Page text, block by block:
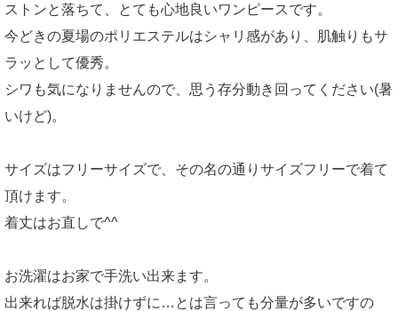
ストンと落ちて、とても心地良いワンピースです。
今どきの夏場のポリエステルはシャリ感があり、肌触りもサ
ラッとして優秀。
シワも気になりませんので、思う存分動き回ってください(暑
いけど)。
サイズはフリーサイズで、その名の通りサイズフリーで着て
頂けます。
着丈はお直しで^^
お洗濯はお家で手洗い出来ます。
出来れば脱水は掛けずに…とは言っても分量が多いですの